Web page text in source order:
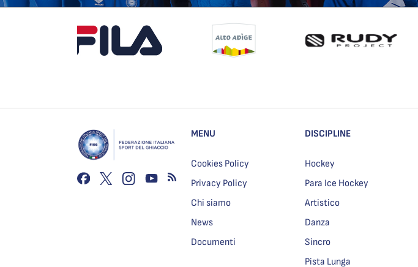
MENU
Cookies Policy
Privacy Policy
Chi siamo
News
Documenti
DISCIPLINE
Hockey
Para Ice Hockey
Artistico
Danza
Sincro
Pista Lunga